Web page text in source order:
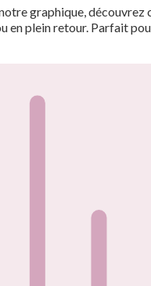
graphique,
en plein retour. Parfait